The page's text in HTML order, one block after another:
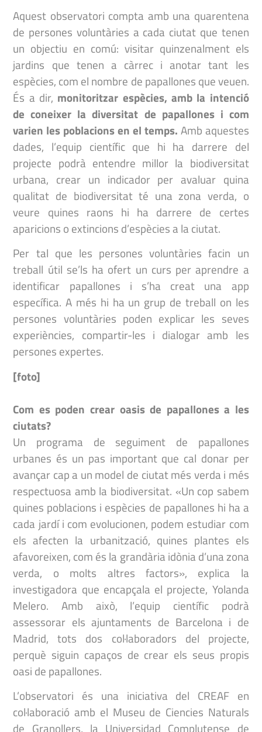
Aquest observatori compta amb una quarentena
de persones voluntàries a cada ciutat que tenen
un objectiu en comú: visitar quinzenalment els
jardins que tenen a càrrec i anotar tant les
espècies, com el nombre de papallones que veuen.
És a dir, monitoritzar espècies, amb la intenció
de coneixer la diversitat de papallones i com
varien les poblacions en el temps. Amb aquestes
dades, l’equip científic que hi ha darrere del
projecte podrà entendre millor la biodiversitat
urbana, crear un indicador per avaluar quina
qualitat de biodiversitat té una zona verda, o
veure quines raons hi ha darrere de certes
aparicions o extincions d’espècies a la ciutat.
Per tal que les persones voluntàries facin un
treball útil se’ls ha ofert un curs per aprendre a
identificar papallones i s’ha creat una app
específica. A més hi ha un grup de treball on les
persones voluntàries poden explicar les seves
experiències, compartir-les i dialogar amb les
persones expertes.
[foto]
Com es poden crear oasis de papallones a les
ciutats?
Un programa de seguiment de papallones
urbanes és un pas important que cal donar per
avançar cap a un model de ciutat més verda i més
respectuosa amb la biodiversitat. «Un cop sabem
quines poblacions i espècies de papallones hi ha a
cada jardí i com evolucionen, podem estudiar com
els afecten la urbanització, quines plantes els
afavoreixen, com és la grandària idònia d’una zona
verda, o molts altres factors», explica la
investigadora que encapçala el projecte, Yolanda
Melero. Amb això, l’equip científic podrà
assessorar els ajuntaments de Barcelona i de
Madrid, tots dos col·laboradors del projecte,
perquè siguin capaços de crear els seus propis
oasi de papallones.
L’observatori és una iniciativa del CREAF en
col·laboració amb el Museu de Ciencies Naturals
de Granollers, la Universidad Complutense de